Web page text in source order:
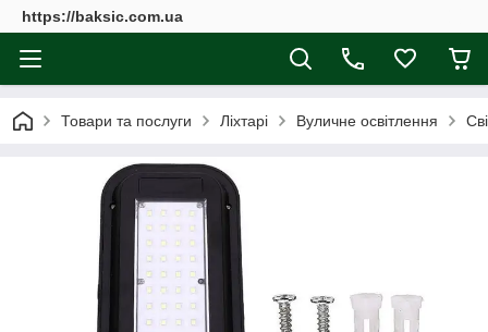
https://baksic.com.ua
Товари та послуги Ліхтарі Вуличне освітлення